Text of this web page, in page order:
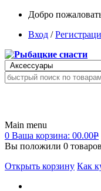
Добро
Вход /
Main menu
0 Ваша корзина: 00.00Р
Вы положили 0
Открыть корзину Как